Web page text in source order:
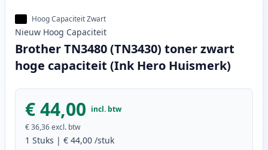
Hoog Capaciteit Zwart
Nieuw Hoog Capaciteit
Brother TN3480 (TN3430) toner zwart
hoge capaciteit (Ink Hero Huismerk)
€ 44,00 incl. btw
€ 36,36excl. btw
1 Stuks | € 44,00 /stuk